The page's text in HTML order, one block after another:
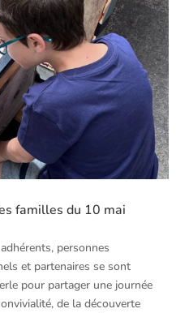
conviviale qui a
personnes
autour d’un
belle édition a été
familles du 10 mai
personnes
et partenaires se sont
pour partager une journée
de la découverte